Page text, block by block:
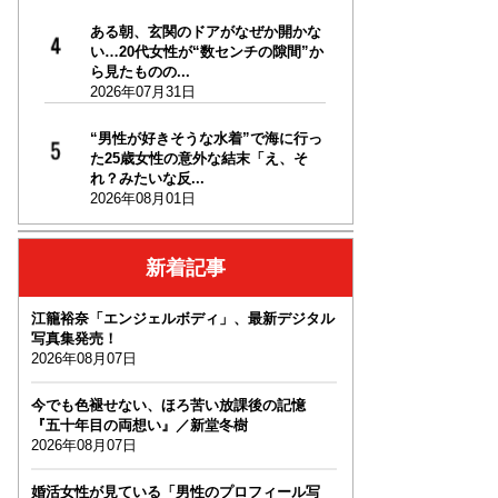
ある朝、玄関のドアがなぜか開かな
い…20代女性が“数センチの隙間”か
ら見たものの...
2026年07月31日
“男性が好きそうな水着”で海に行っ
た25歳女性の意外な結末「え、そ
れ？みたいな反...
2026年08月01日
新着記事
江籠裕奈「エンジェルボディ」、最新デジタル
写真集発売！
2026年08月07日
今でも色褪せない、ほろ苦い放課後の記憶
『五十年目の両想い』／新堂冬樹
2026年08月07日
婚活女性が見ている「男性のプロフィール写